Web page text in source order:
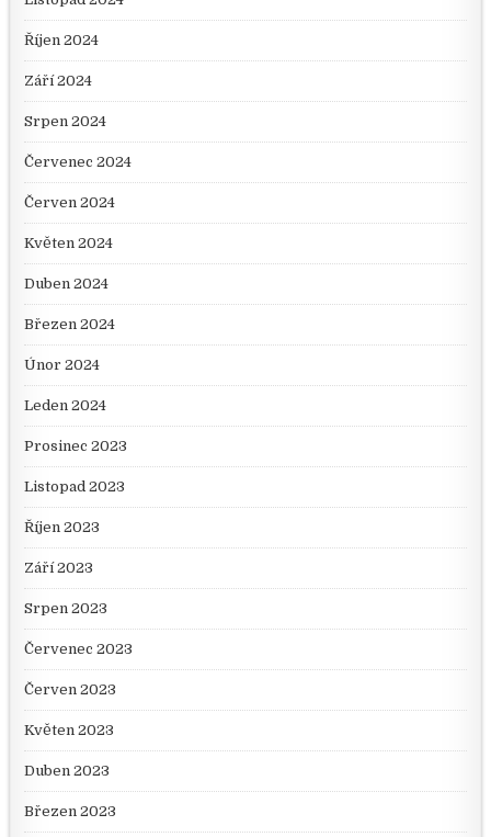
Říjen 2024
Září 2024
Srpen 2024
Červenec 2024
Červen 2024
Květen 2024
Duben 2024
Březen 2024
Únor 2024
Leden 2024
Prosinec 2023
Listopad 2023
Říjen 2023
Září 2023
Srpen 2023
Červenec 2023
Červen 2023
Květen 2023
Duben 2023
Březen 2023